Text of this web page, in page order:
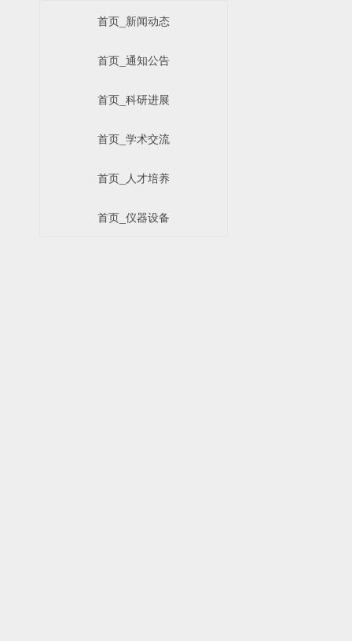
首页_新闻动态
首页_通知公告
首页_科研进展
首页_学术交流
首页_人才培养
首页_仪器设备